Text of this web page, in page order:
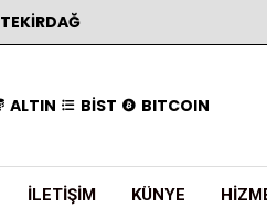
TEKIRDAĞ
ALTIN BİST BITCOIN
İLETIŞIM KÜNYE